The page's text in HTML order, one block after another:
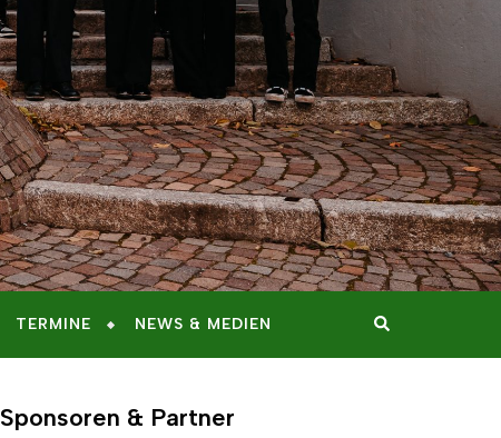
TERMINE NEWS & MEDIEN
Sponsoren & Partner